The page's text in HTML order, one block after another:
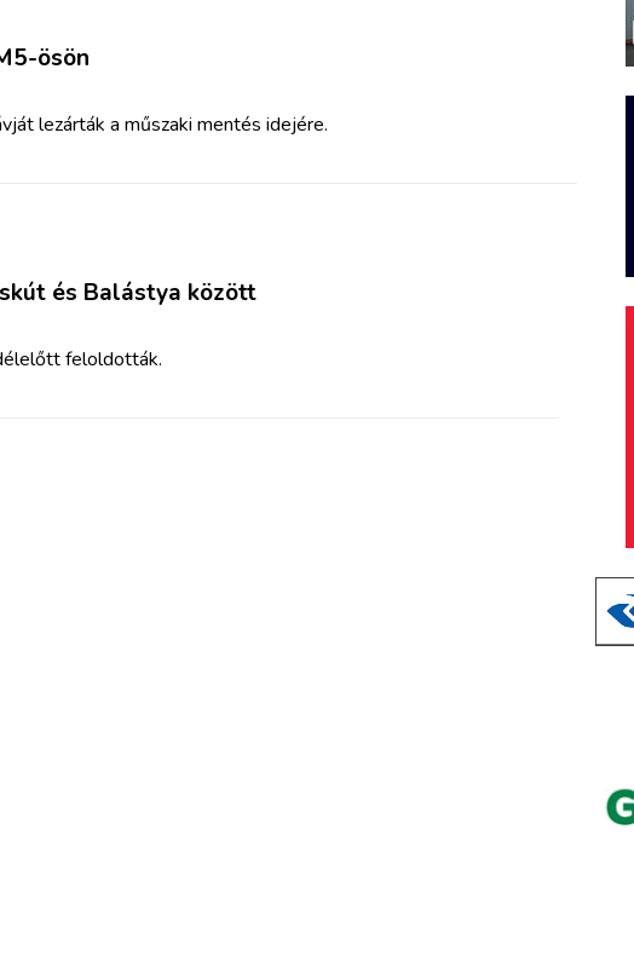
ösön
lezárták a műszaki mentés idejére.
és Balástya között
feloldották.